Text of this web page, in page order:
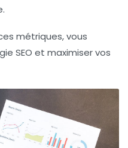
métriques, vous
SEO et maximiser vos